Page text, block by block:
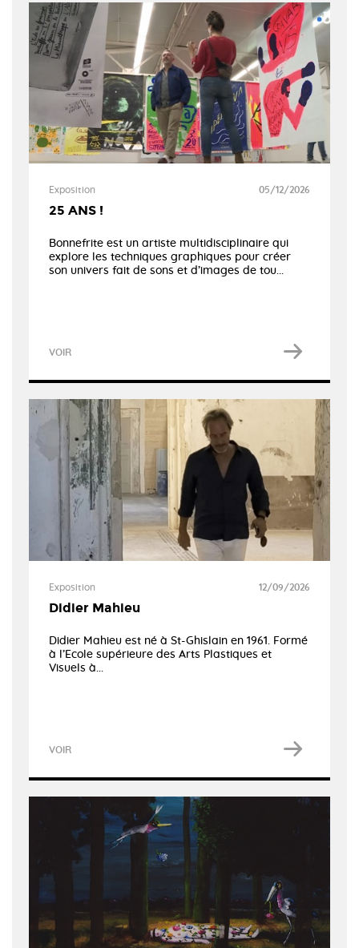
Exposition 05/12/2026
25 ANS !
Bonnefrite est un artiste multidisciplinaire qui
explore les techniques graphiques pour créer
son univers fait de sons et d’images de tou...
VOIR
Exposition 12/09/2026
Didier Mahieu
Didier Mahieu est né à St-Ghislain en 1961. Formé
à l’Ecole supérieure des Arts Plastiques et
Visuels à...
VOIR